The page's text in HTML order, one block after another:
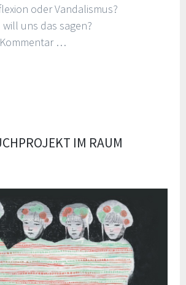
oder Vandalismus?
uns das sagen?
…
IM RAUM